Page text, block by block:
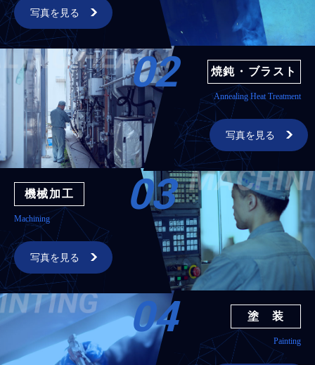
写真を見る
02 焼鈍・ブラスト
Annealing Heat Treatment
写真を見る
03
機械加工
Machining
写真を見る
04 塗 装
Painting